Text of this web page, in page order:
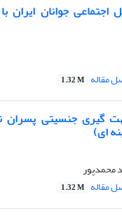
جوانان ایران
مقاله 1.32 M
گیری جنسیتی
ای)
محمدپور
مقاله 1.32 M